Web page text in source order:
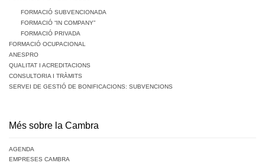
FORMACIÓ SUBVENCIONADA
FORMACIÓ “IN COMPANY”
FORMACIÓ PRIVADA
FORMACIÓ OCUPACIONAL
ANESPRO
QUALITAT I ACREDITACIONS
CONSULTORIA I TRÀMITS
SERVEI DE GESTIÓ DE BONIFICACIONS: SUBVENCIONS
Més sobre la Cambra
AGENDA
EMPRESES CAMBRA